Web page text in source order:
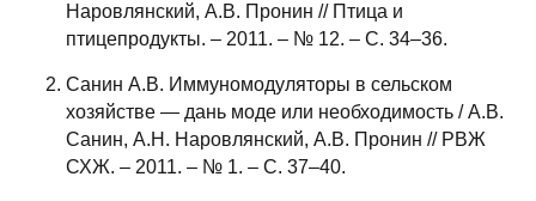
Наровлянский, А.В. Пронин // Птица и
птицепродукты. – 2011. – № 12. – С. 34–36.
Санин А.В. Иммуномодуляторы в сельском
хозяйстве — дань моде или необходимость / А.В.
Санин, А.Н. Наровлянский, А.В. Пронин // РВЖ
СХЖ. – 2011. – № 1. – С. 37–40.